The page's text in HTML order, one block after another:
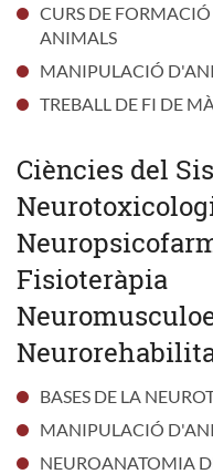
CURS DE
ANIMALS
MANIPULACIÓ
TREBALL DE FI DE
Ciències del
Fisioteràpia
BASES DE LA
MANIPULACIÓ
NEUROANATOMIA